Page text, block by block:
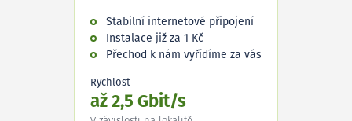
Stabilní internetové připojení
Instalace již za 1 Kč
Přechod k nám vyřídíme za vás
Rychlost
až 2,5 Gbit/s